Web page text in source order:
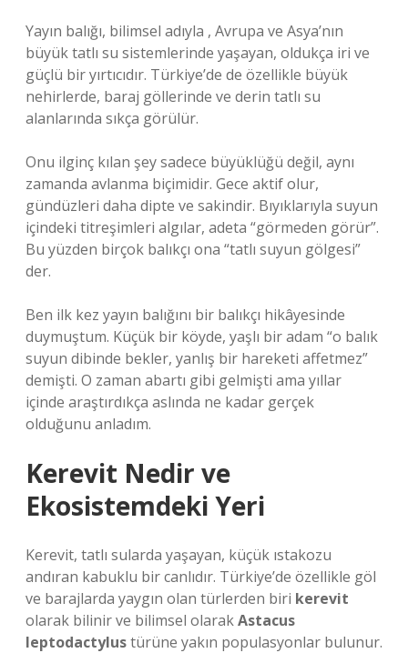
Yayın balığı, bilimsel adıyla , Avrupa ve Asya’nın
büyük tatlı su sistemlerinde yaşayan, oldukça iri ve
güçlü bir yırtıcıdır. Türkiye’de de özellikle büyük
nehirlerde, baraj göllerinde ve derin tatlı su
alanlarında sıkça görülür.
Onu ilginç kılan şey sadece büyüklüğü değil, aynı
zamanda avlanma biçimidir. Gece aktif olur,
gündüzleri daha dipte ve sakindir. Bıyıklarıyla suyun
içindeki titreşimleri algılar, adeta “görmeden görür”.
Bu yüzden birçok balıkçı ona “tatlı suyun gölgesi”
der.
Ben ilk kez yayın balığını bir balıkçı hikâyesinde
duymuştum. Küçük bir köyde, yaşlı bir adam “o balık
suyun dibinde bekler, yanlış bir hareketi affetmez”
demişti. O zaman abartı gibi gelmişti ama yıllar
içinde araştırdıkça aslında ne kadar gerçek
olduğunu anladım.
Kerevit Nedir ve
Ekosistemdeki Yeri
Kerevit, tatlı sularda yaşayan, küçük ıstakozu
andıran kabuklu bir canlıdır. Türkiye’de özellikle göl
ve barajlarda yaygın olan türlerden biri kerevit
olarak bilinir ve bilimsel olarakAstacus
leptodactylustürüne yakın populasyonlar bulunur.